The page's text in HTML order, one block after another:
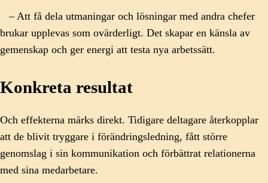
– Att få dela utmaningar och lösningar med andra chefer
brukar upplevas som ovärderligt. Det skapar en känsla av
gemenskap och ger energi att testa nya arbetssätt.
Konkreta resultat
Och effekterna märks direkt. Tidigare deltagare återkopplar
att de blivit tryggare i förändringsledning, fått större
genomslag i sin kommunikation och förbättrat relationerna
med sina medarbetare.